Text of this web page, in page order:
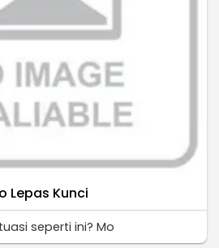
Lepas Kunci
seperti ini? Mo